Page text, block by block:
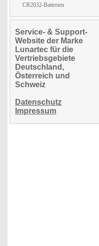
CR2032-Batterien
Service- & Support-
Website der Marke
Lunartec für die
Vertriebsgebiete
Deutschland,
Österreich und
Schweiz
Datenschutz
Impressum